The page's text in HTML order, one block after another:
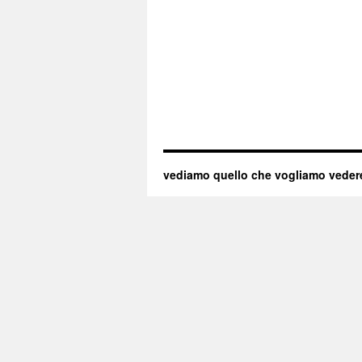
vediamo quello che vogliamo